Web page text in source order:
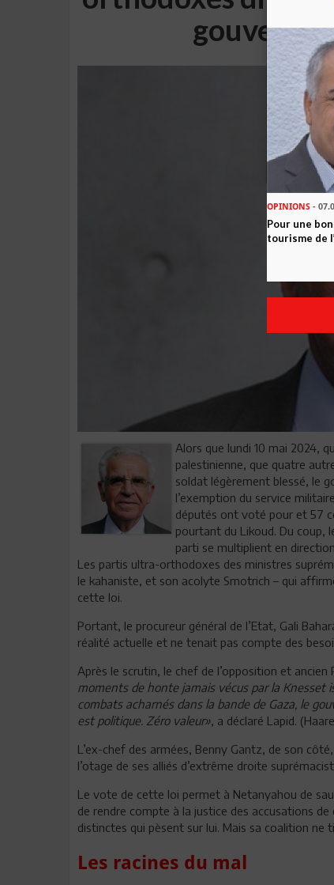
Alors que lundi 10 mai 2024,
palestinienne, que quatre
soldat légèrement blessé, le
l’exemption du service
députés ont voté pour et 57
pourtant du Likoud. Du coup,
parti se multiplient en
Les partis ultra-orthodoxes des ministres
le kahaniste, et son acolyte Smotrich – qui
cette loi.
Portant, le procureur général de l’Etat, Gali
réalité actuelle et ne tenait pas compte des
Après le scrutin, le chef de l’opposition et
moments de honte jamais vécus par la Knesset
combats acharnés dans la bande de Gaza, le
est politique. Zéro valeur», a déclaré Lapid.
L’ex-chef des armées, Benny Gantz, de son
l’otage de ses alliés d’extrême droite
Le vote de cette loi permet à Netanyahou de
de rendre compte à la justice des accusations
distinctes qui pèsent sur lui. Mais sa coalition ne
Les racines du mal
OPINIONS -
Pour une
tourisme de